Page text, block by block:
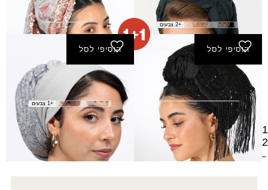
₪140.00
+2 צבעים
₪180.00
הוסיפי לסל
צעיף נצח
₪150.00
הוסיפי לסל
צעיף סוכות
120.00
+1 צבעים
1
2
←